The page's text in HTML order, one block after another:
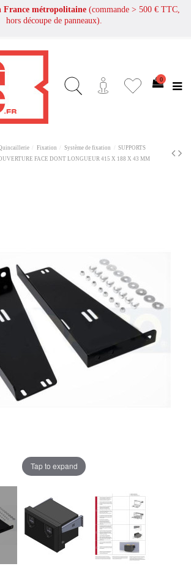
France métropolitaine (commande > 500 € TTC,
hors découpe de panneaux).
0
Fixation Système de fixation
SUPPORTS
FACE DONT LONGUEUR 415 X 188 X 43 MM
Tap to expand